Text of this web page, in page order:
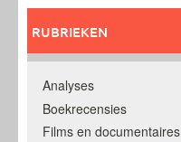
RUBRIEKEN
Analyses
Boekrecensies
Films en documentaires